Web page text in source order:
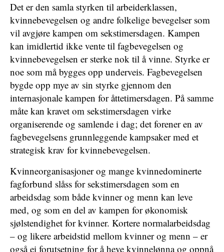
Det er den samla styrken til arbeiderklassen,
kvinnebevegelsen og andre folkelige bevegelser som
vil avgjøre kampen om sekstimersdagen. Kampen
kan imidlertid ikke vente til fagbevegelsen og
kvinnebevegelsen er sterke nok til å vinne. Styrke er
noe som må bygges opp underveis. Fagbevegelsen
bygde opp mye av sin styrke gjennom den
internasjonale kampen for åttetimersdagen. På samme
måte kan kravet om sekstimersdagen virke
organiserende og samlende i dag; det forener en av
fagbevegelsens grunnleggende kampsaker med et
strategisk krav for kvinnebevegelsen.
Kvinneorganisasjoner og mange kvinnedominerte
fagforbund slåss for sekstimersdagen som en
arbeidsdag som både kvinner og menn kan leve
med, og som en del av kampen for økonomisk
sjølstendighet for kvinner. Kortere normalarbeidsdag
– og likere arbeidstid mellom kvinner og menn – er
også ei forutsetning for å heve kvinnelønna og oppnå